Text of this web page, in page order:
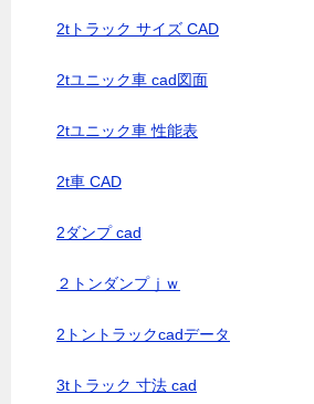
2tトラック サイズ CAD
2tユニック車 cad図面
2tユニック車 性能表
2t車 CAD
2ダンプ cad
２トンダンプｊｗ
2トントラックcadデータ
3tトラック 寸法 cad